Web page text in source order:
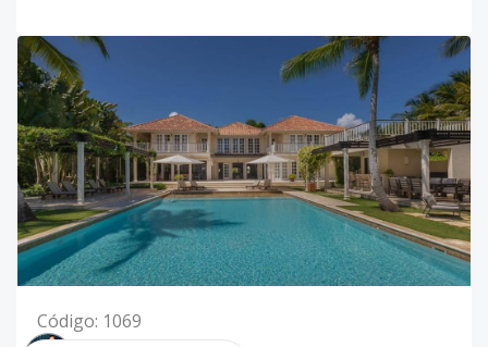
Código: 1069